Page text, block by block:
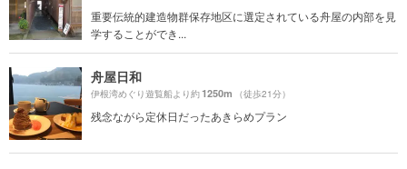
重要伝統的建造物群保存地区に選定されている舟屋の内部を見
学することができ...
舟屋日和
伊根湾めぐり遊覧船より約1250m （徒歩21分）
残念ながら定休日だったあきらめプラン